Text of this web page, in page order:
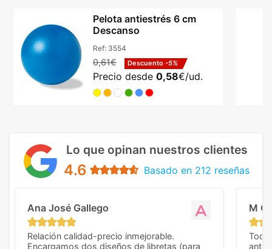
Pelota antiestrés 6 cm
Descanso
Ref: 3554
0,61€ Descuento -5%
Precio desde 0,58€/ud.
Lo que opinan nuestros clientes
4.6 Basado en 212 reseñas
Ana José Gallego
Relación calidad-precio inmejorable.
Encargamos dos diseños de libretas (para
M C
Todo